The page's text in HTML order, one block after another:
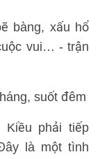
bàng, xấu hổ
vui… - trận
suốt đêm
phải tiếp
là một tình